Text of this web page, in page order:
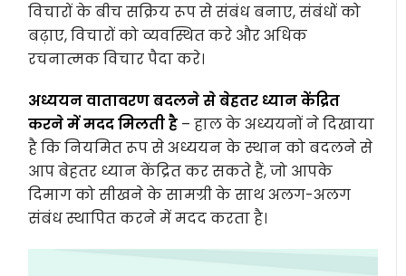
विचारों के बीच सक्रिय रूप से संबंध बनाए, संबंधों को
बढ़ाए, विचारों को व्यवस्थित करे और अधिक
रचनात्मक विचार पैदा करे।
अध्ययन वातावरण बदलने से बेहतर ध्यान केंद्रित
करने में मदद मिलती है – हाल के अध्ययनों ने दिखाया
है कि नियमित रूप से अध्ययन के स्थान को बदलने से
आप बेहतर ध्यान केंद्रित कर सकते हैं, जो आपके
दिमाग को सीखने के सामग्री के साथ अलग-अलग
संबंध स्थापित करने में मदद करता है।